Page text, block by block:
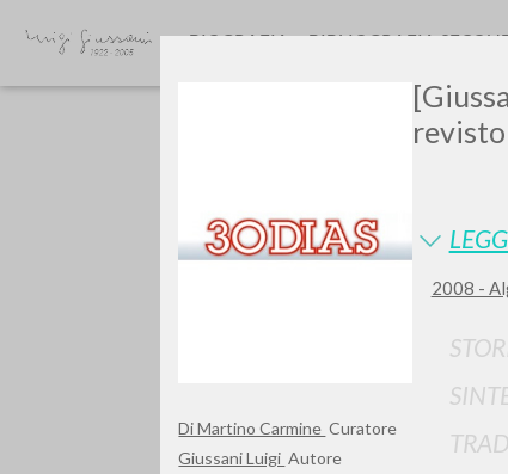
Di Martino Carmine Curatore
Giussani Luigi Autore
2008 -
BIOGRAFIA BIBLIOGRAFIA